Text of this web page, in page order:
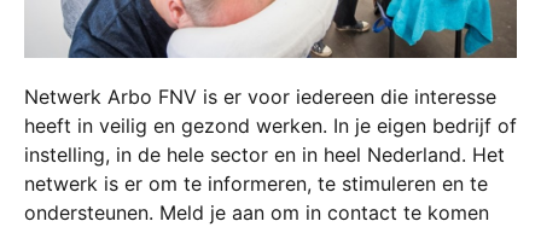
Netwerk Arbo FNV is er voor iedereen die interesse
heeft in veilig en gezond werken. In je eigen bedrijf of
instelling, in de hele sector en in heel Nederland. Het
netwerk is er om te informeren, te stimuleren en te
ondersteunen. Meld je aan om in contact te komen